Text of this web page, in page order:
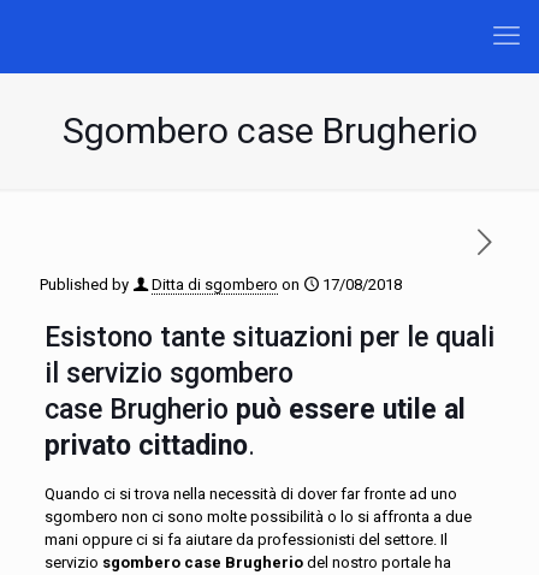
Sgombero case Brugherio
Published by Ditta di sgombero on 17/08/2018
Esistono tante situazioni per le quali
il servizio sgombero
case Brugherio può essere utile al
privato cittadino.
Quando ci si trova nella necessità di dover far fronte ad uno
sgombero non ci sono molte possibilità o lo si affronta a due
mani oppure ci si fa aiutare da professionisti del settore. Il
servizio sgombero case Brugherio del nostro portale ha